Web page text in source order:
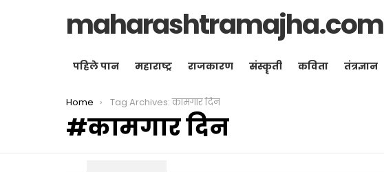
maharashtramajha.com
पहिले पान महाराष्ट्र राजकारण संस्कॄती कविता तंत्रज्ञान
You are here:
Home Tag Archives: कामगार दिन
कामगार दिन